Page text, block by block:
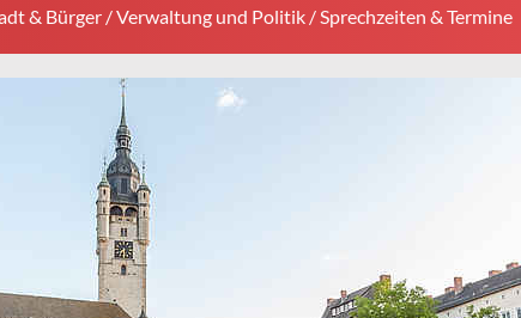
& Bürger /Verwaltung und Politik / Sprechzeiten & Termine